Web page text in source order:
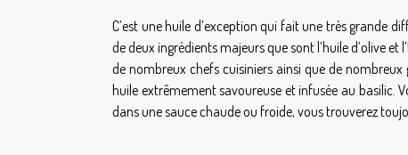
C’est une huile d’exception qui fait une très grande
de deux ingrédients majeurs que sont l’huile d’olive
de nombreux chefs cuisiniers ainsi que de nombreux
huile extrêmement savoureuse et infusée au basilic.
dans une sauce chaude ou froide, vous trouverez